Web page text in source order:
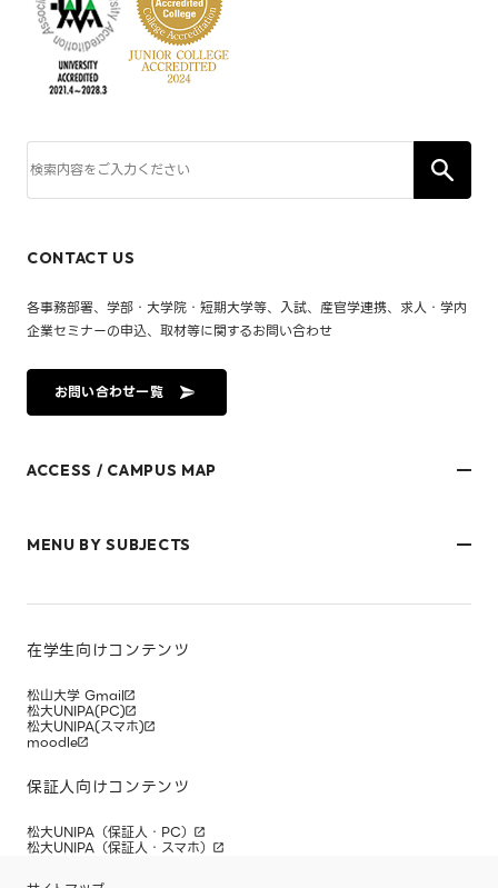
CONTACT US
各事務部署、学部・大学院・短期大学等、入試、産官学連携、求人・学内
企業セミナーの申込、取材等に関するお問い合わせ
お問い合わせ一覧
ACCESS / CAMPUS MAP
御幸キャンパス(運動施設)
キャンパスマップ
MENU BY SUBJECTS
在学生・保護者のみなさま
研究者・企業のみなさま
在学生向けコンテンツ
松山大学 Gmail
松大UNIPA(PC)
松大UNIPA(スマホ)
moodle
保証人向けコンテンツ
松大UNIPA（保証人・PC）
松大UNIPA（保証人・スマホ）